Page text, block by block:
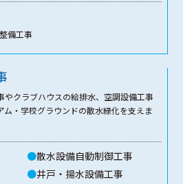
備工事
やクラブハウスの給排水、空調設備工事
ム・学校グラウンドの散水緑化を支えま
●散水設備自動制御工事
●井戸・揚水設備工事